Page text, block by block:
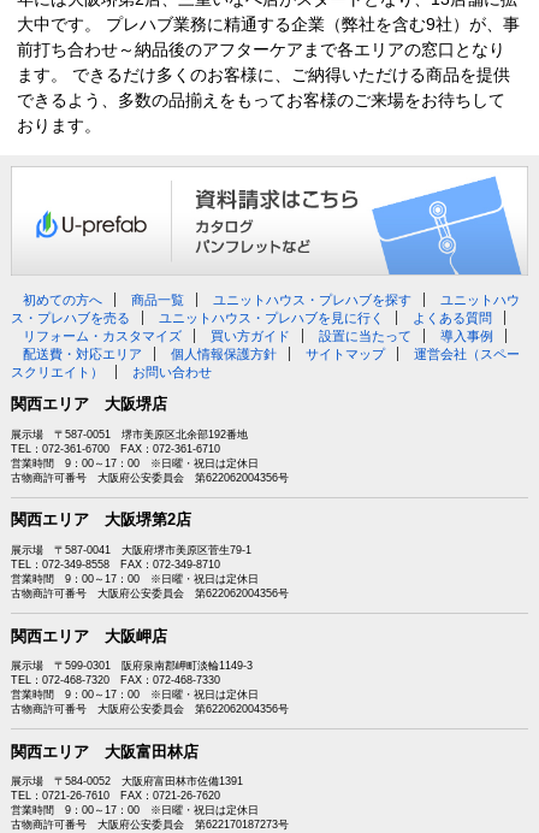
大中です。 プレハブ業務に精通する企業（弊社を含む9社）が、事
前打ち合わせ～納品後のアフターケアまで各エリアの窓口となり
ます。 できるだけ多くのお客様に、ご納得いただける商品を提供
できるよう、多数の品揃えをもってお客様のご来場をお待ちして
おります。
初めての方へ 商品一覧 ユニットハウス・プレハブを探す
ユニットハウ
ス・プレハブを売る
ユニットハウス・プレハブを見に行く
よくある質問
リフォーム・カスタマイズ
買い方ガイド 設置に当たって
導入事例
配送費・対応エリア
個人情報保護方針 サイトマップ
運営会社（スペー
スクリエイト）
お問い合わせ
関西エリア 大阪堺店
展示場 〒587-0051 堺市美原区北余部192番地
TEL：072-361-6700 FAX：072-361-6710
営業時間 9：00～17：00 ※日曜・祝日は定休日
古物商許可番号 大阪府公安委員会 第622062004356号
関西エリア 大阪堺第2店
展示場 〒587-0041 大阪府堺市美原区菅生79-1
TEL：072-349-8558 FAX：072-349-8710
営業時間 9：00～17：00 ※日曜・祝日は定休日
古物商許可番号 大阪府公安委員会 第622062004356号
関西エリア 大阪岬店
展示場 〒599-0301 阪府泉南郡岬町淡輪1149-3
TEL：072-468-7320 FAX：072-468-7330
営業時間 9：00～17：00 ※日曜・祝日は定休日
古物商許可番号 大阪府公安委員会 第622062004356号
関西エリア 大阪富田林店
展示場 〒584-0052 大阪府富田林市佐備1391
TEL：0721-26-7610 FAX：0721-26-7620
営業時間 9：00～17：00 ※日曜・祝日は定休日
古物商許可番号 大阪府公安委員会 第622170187273号